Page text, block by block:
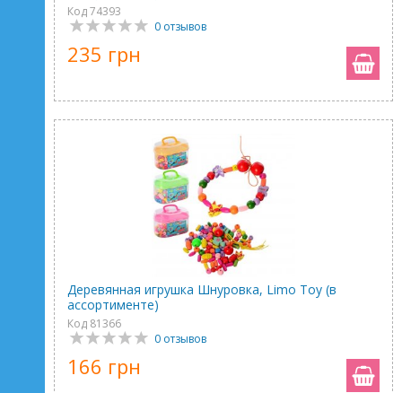
Код 74393
0 отзывов
235 грн
Деревянная игрушка Шнуровка, Limo Toy (в
ассортименте)
Код 81366
0 отзывов
166 грн